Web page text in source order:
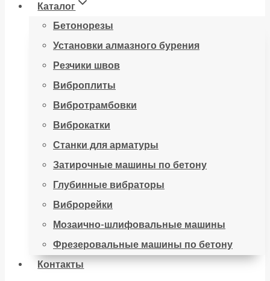
Каталог
Бетонорезы
Установки алмазного бурения
Резчики швов
Виброплиты
Вибротрамбовки
Виброкатки
Станки для арматуры
Затирочные машины по бетону
Глубинные вибраторы
Виброрейки
Мозаично-шлифовальные машины
Фрезеровальные машины по бетону
Контакты